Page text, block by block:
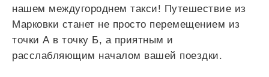
нашем междугороднем такси! Путешествие из
Марковки станет не просто перемещением из
точки А в точку Б, а приятным и
расслабляющим началом вашей поездки.